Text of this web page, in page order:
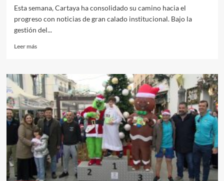
Esta semana, Cartaya ha consolidado su camino hacia el
progreso con noticias de gran calado institucional. Bajo la
gestión del...
Leer más